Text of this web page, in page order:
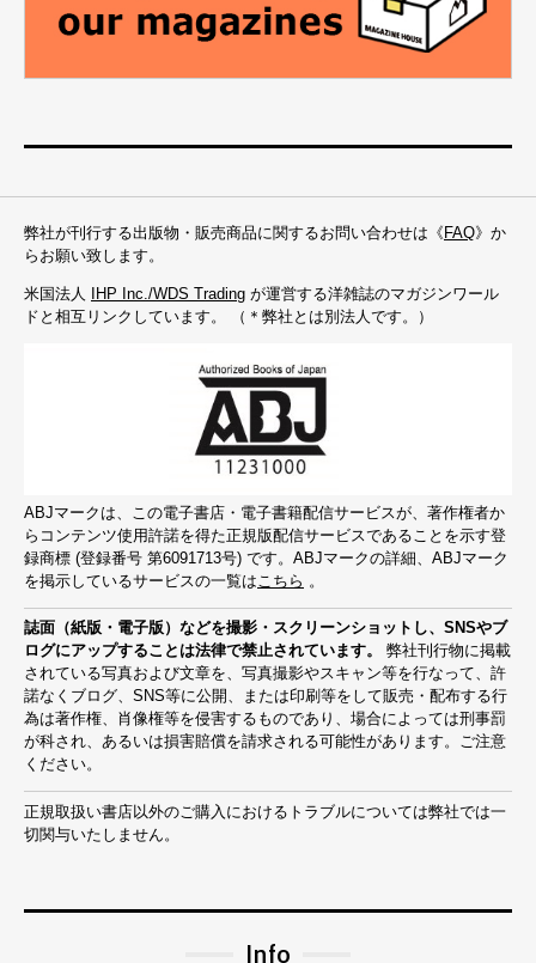
弊社が刊行する出版物・販売商品に関するお問い合わせは《FAQ》か
らお願い致します。
米国法人 IHP Inc./WDS Trading が運営する洋雑誌のマガジンワール
ドと相互リンクしています。 （＊弊社とは別法人です。）
ABJマークは、この電子書店・電子書籍配信サービスが、著作権者か
らコンテンツ使用許諾を得た正規版配信サービスであることを示す登
録商標 (登録番号 第6091713号) です。ABJマークの詳細、ABJマーク
を掲示しているサービスの一覧は こちら 。
誌面（紙版・電子版）などを撮影・スクリーンショットし、SNSやブ
ログにアップすることは法律で禁止されています。
弊社刊行物に掲載
されている写真および文章を、写真撮影やスキャン等を行なって、許
諾なくブログ、SNS等に公開、または印刷等をして販売・配布する行
為は著作権、肖像権等を侵害するものであり、場合によっては刑事罰
が科され、あるいは損害賠償を請求される可能性があります。ご注意
ください。
正規取扱い書店以外のご購入におけるトラブルについては弊社では一
切関与いたしません。
Info